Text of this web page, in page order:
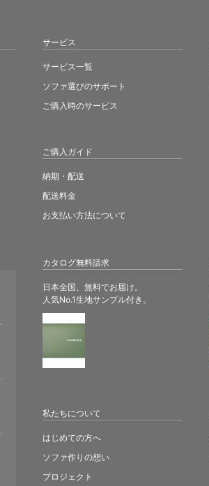
カタログ無料請求
日本全国、無料でお届け。
人気No.1生地サンプル付き。
サービス
サービス一覧
ソファ選びのサポート
ご購入時のサービス
ご購入ガイド
納期・配送
配送料金
お支払い方法について
私たちについて
はじめての方へ
ソファ作りの想い
プロジェクト